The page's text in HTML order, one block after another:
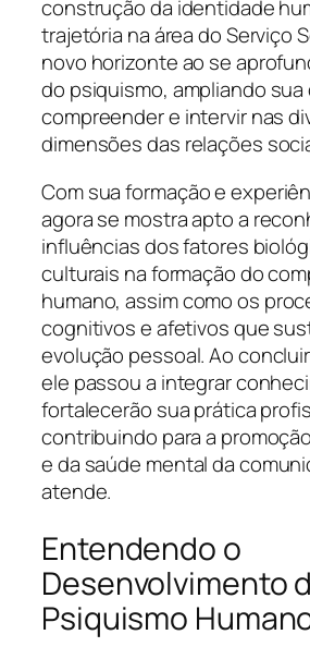
construção da identidade
trajetória na área do Serviço
novo horizonte ao se
do psiquismo, ampliando
compreender e intervir nas
dimensões das relações
Com sua formação e
agora se mostra apto a
influências dos fatores
culturais na formação do
humano, assim como os
cognitivos e afetivos que
evolução pessoal. Ao
ele passou a integrar
fortalecerão sua prática
contribuindo para a
e da saúde mental da
atende.
Entendendo o
Desenvolvimento
Psiquismo